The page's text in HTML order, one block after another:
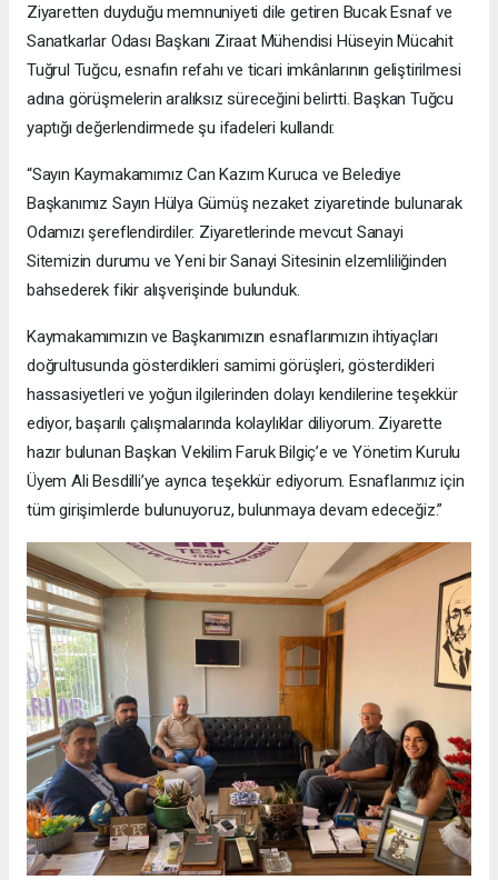
Ziyaretten duyduğu memnuniyeti dile getiren Bucak Esnaf ve
Sanatkarlar Odası Başkanı Ziraat Mühendisi Hüseyin Mücahit
Tuğrul Tuğcu, esnafın refahı ve ticari imkânlarının geliştirilmesi
adına görüşmelerin aralıksız süreceğini belirtti. Başkan Tuğcu
yaptığı değerlendirmede şu ifadeleri kullandı:
“Sayın Kaymakamımız Can Kazım Kuruca ve Belediye
Başkanımız Sayın Hülya Gümüş nezaket ziyaretinde bulunarak
Odamızı şereflendirdiler. Ziyaretlerinde mevcut Sanayi
Sitemizin durumu ve Yeni bir Sanayi Sitesinin elzemliliğinden
bahsederek fikir alışverişinde bulunduk.
Kaymakamımızın ve Başkanımızın esnaflarımızın ihtiyaçları
doğrultusunda gösterdikleri samimi görüşleri, gösterdikleri
hassasiyetleri ve yoğun ilgilerinden dolayı kendilerine teşekkür
ediyor, başarılı çalışmalarında kolaylıklar diliyorum. Ziyarette
hazır bulunan Başkan Vekilim Faruk Bilgiç’e ve Yönetim Kurulu
Üyem Ali Besdilli’ye ayrıca teşekkür ediyorum. Esnaflarımız için
tüm girişimlerde bulunuyoruz, bulunmaya devam edeceğiz.”